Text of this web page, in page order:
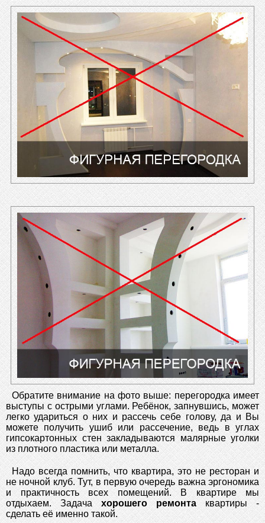
Обратите внимание на фото выше: перегородка имеет
выступы с острыми углами. Ребёнок, запнувшись, может
легко удариться о них и рассечь себе голову, да и Вы
можете получить ушиб или рассечение, ведь в углах
гипсокартонных стен закладываются малярные уголки
из плотного пластика или металла.
Надо всегда помнить, что квартира, это не ресторан и
не ночной клуб. Тут, в первую очередь важна эргономика
и практичность всех помещений. В квартире мы
отдыхаем. Задачахорошего ремонта квартиры -
сделать её именно такой.